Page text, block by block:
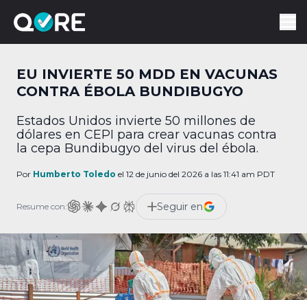
EU INVIERTE 50 MDD EN VACUNAS
CONTRA ÉBOLA BUNDIBUGYO
Estados Unidos invierte 50 millones de
dólares en CEPI para crear vacunas contra
la cepa Bundibugyo del virus del ébola.
Por Humberto Toledo el 12 de junio del 2026 a las 11:41 am PDT
Resume con: Seguir en